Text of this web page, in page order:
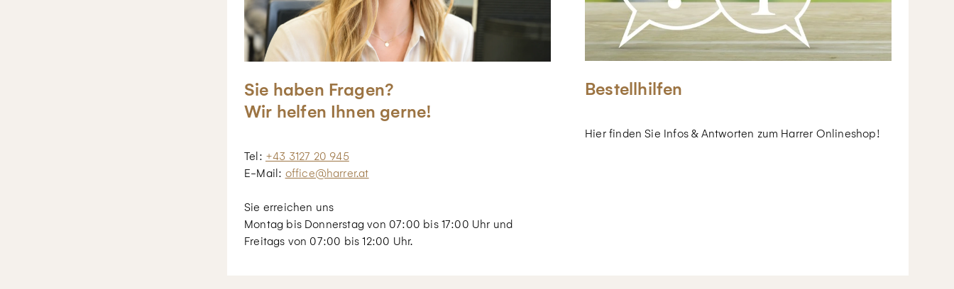
Sie haben Fragen?
Wir helfen Ihnen gerne!
Tel: +43 3127 20 945
E-Mail: office@harrer.at
Sie erreichen uns
Montag bis Donnerstag von 07:00 bis 17:00 Uhr und
Freitags von 07:00 bis 12:00 Uhr.
Bestellhilfen
Hier finden Sie Infos & Antworten zum Harrer Onlineshop!